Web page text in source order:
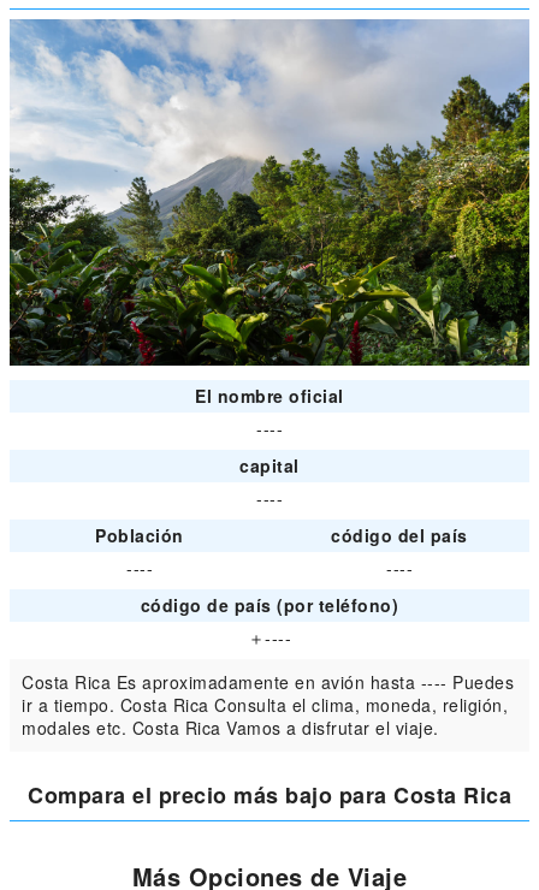
El nombre oficial
----
capital
----
Población
código del país
----
----
código de país (por teléfono)
＋----
Costa Rica Es aproximadamente en avión hasta ---- Puedes
ir a tiempo. Costa Rica Consulta el clima, moneda, religión,
modales etc. Costa Rica Vamos a disfrutar el viaje.
Compara el precio más bajo para Costa Rica
Más Opciones de Viaje